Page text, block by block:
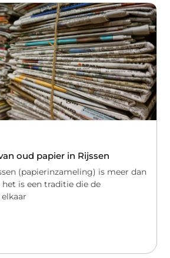
oud papier in Rijssen
(papierinzameling) is meer dan
is een traditie die de